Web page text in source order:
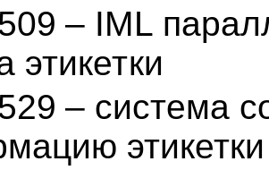
– IML
этикетки
– система